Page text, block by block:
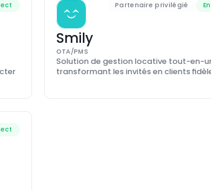
Partenaire privilégié
Smily
OTA/PMS
Solution de gestion locative tout-en-
transformant les invités en clients